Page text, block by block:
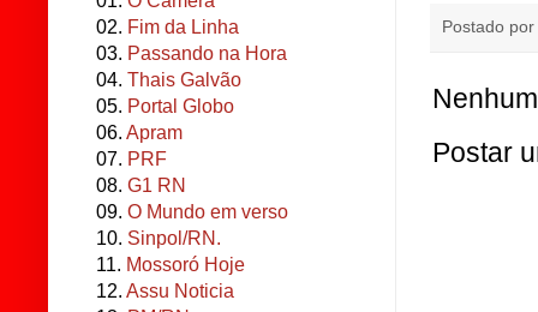
Postado por
Postar
02. Fim da Linha
03. Passando na Hora
04. Thais Galvão
05. Portal Globo
06. Apram
07. PRF
08. G1 RN
09. O Mundo em verso
10. Sinpol/RN.
11. Mossoró Hoje
12. Assu Noticia